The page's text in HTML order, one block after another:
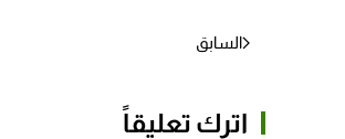
السابق
اترك تعليقاً